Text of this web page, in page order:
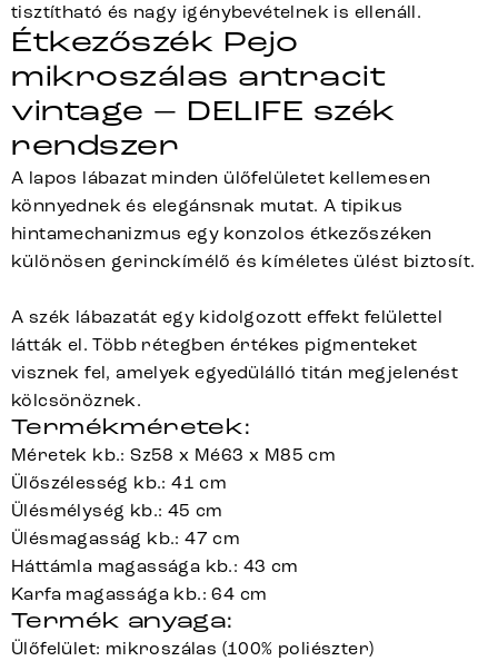
tisztítható és nagy igénybevételnek is ellenáll.
Étkezőszék Pejo
mikroszálas antracit
vintage – DELIFE szék
rendszer
A lapos lábazat minden ülőfelületet kellemesen
könnyednek és elegánsnak mutat. A tipikus
hintamechanizmus egy konzolos étkezőszéken
különösen gerinckímélő és kíméletes ülést biztosít.
A szék lábazatát egy kidolgozott effekt felülettel
látták el. Több rétegben értékes pigmenteket
visznek fel, amelyek egyedülálló titán megjelenést
kölcsönöznek.
Termékméretek:
Méretek kb.: Sz58 x Mé63 x M85 cm
Ülőszélesség kb.: 41 cm
Ülésmélység kb.: 45 cm
Ülésmagasság kb.: 47 cm
Háttámla magassága kb.: 43 cm
Karfa magassága kb.: 64 cm
Termék anyaga:
Ülőfelület: mikroszálas (100% poliészter)